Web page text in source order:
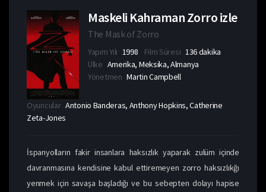
Maskeli Kahraman Zorro izle
The Mask of Zorro
Yapım Yılı 1998 Film Süresi 136 dakika
Ülke Amerika, Meksika, Almanya
Yönetmen Martin Campbell
Oyuncular Antonio Banderas, Anthony Hopkins, Catherine
Zeta-Jones
İspanyolların fakir insanlara haksızlık yaparak zulüm içinde
davranmasına kendisine kabul ettiremeyen zorro haksızlıkğı
yenmek için savaşa başladığı ve bu sebepten dolayı hapise